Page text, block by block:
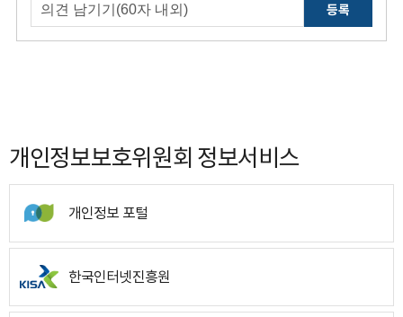
등록
개인정보보호위원회 정보서비스
개인정보 포털
한국인터넷진흥원